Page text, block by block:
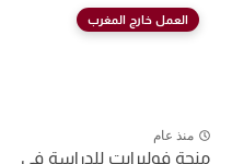
العمل خارج المغرب
منذ عام
منحة فولبرايت للدراسة في